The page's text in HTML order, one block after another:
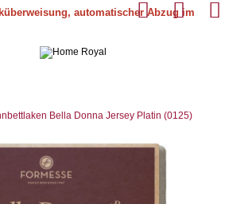
automatischer Abzug im
Bella Donna Jersey Platin (0125)